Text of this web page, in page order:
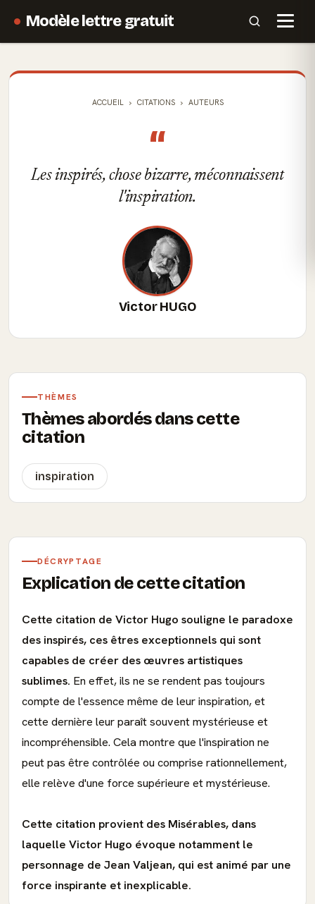
Modèle lettre gratuit
ACCUEIL CITATIONS AUTEURS
“
Les inspirés, chose bizarre, méconnaissent
l'inspiration.
Victor HUGO
THÈMES
Thèmes abordés dans cette
citation
inspiration
DÉCRYPTAGE
Explication de cette citation
Cette citation de Victor Hugo souligne le paradoxe
des inspirés, ces êtres exceptionnels qui sont
capables de créer des œuvres artistiques
sublimes. En effet, ils ne se rendent pas toujours
compte de l'essence même de leur inspiration, et
cette dernière leur paraît souvent mystérieuse et
incompréhensible. Cela montre que l'inspiration ne
peut pas être contrôlée ou comprise rationnellement,
elle relève d'une force supérieure et mystérieuse.
Cette citation provient des Misérables, dans
laquelle Victor Hugo évoque notamment le
personnage de Jean Valjean, qui est animé par une
force inspirante et inexplicable.